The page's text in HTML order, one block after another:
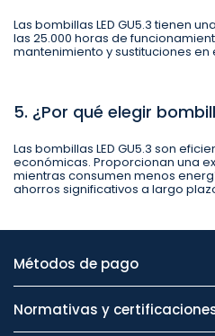
Las bombillas LED GU5.3 tienen
las 25.000 horas de
mantenimiento y sustituciones en
5. ¿Por qué elegir
Las bombillas LED GU5.3 son
económicas. Proporcionan una
mientras consumen menos
ahorros significativos a largo
Métodos de pago
Normativas y